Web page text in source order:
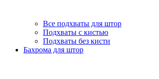
Все подхваты для штор
Подхваты с кистью
Подхваты без кисти
Бахрома для штор